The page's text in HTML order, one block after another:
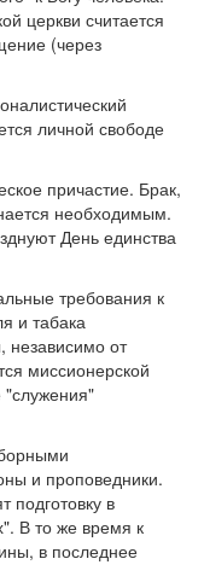
церкви считается
(через
личной свободе
причастие. Брак,
необходимым.
День единства
требования к
и табака
независимо от
миссионерской
и проповедники.
подготовку в
В то же время к
в последнее